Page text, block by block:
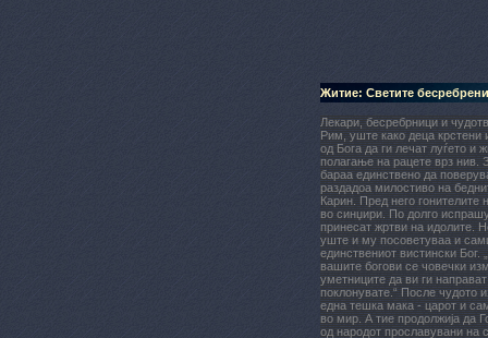
Житие: Светите
Лекари, бесребрници и
Рим, уште како деца крстени
од Бога да ги лечат луѓето и
полагање на рацете врз нив.
бараа единствено да
раздадоа милостиво на
Карин. Пред него гонителите
во синџири. По долго
принесат жртви на идолите.
уште и му посоветуваа и
единствениот вистински
вашите богови се човечки
уметниците да ви ги
поклонувате.“ После чудото
една тешка мака - царот и
во мир. А тие продолжија да
од народот прославувани на